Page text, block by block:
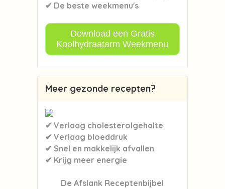
✔ De beste weekmenu's
Download een Gratis
Koolhydraatarm Weekmenu
Meer gezonde recepten?
✔ Verlaag cholesterolgehalte
✔ Verlaag bloeddruk
✔ Snel en makkelijk afvallen
✔ Krijg meer energie
De Afslank Receptenbijbel